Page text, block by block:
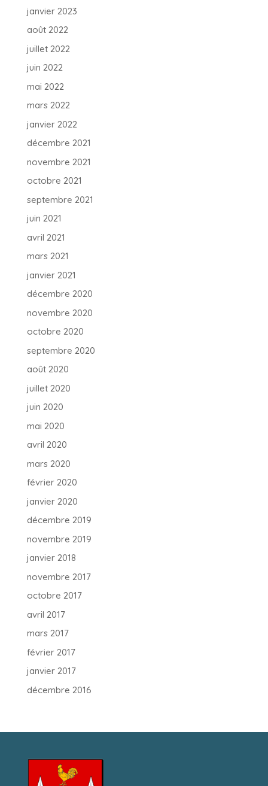
janvier 2023
août 2022
juillet 2022
juin 2022
mai 2022
mars 2022
janvier 2022
décembre 2021
novembre 2021
octobre 2021
septembre 2021
juin 2021
avril 2021
mars 2021
janvier 2021
décembre 2020
novembre 2020
octobre 2020
septembre 2020
août 2020
juillet 2020
juin 2020
mai 2020
avril 2020
mars 2020
février 2020
janvier 2020
décembre 2019
novembre 2019
janvier 2018
novembre 2017
octobre 2017
avril 2017
mars 2017
février 2017
janvier 2017
décembre 2016